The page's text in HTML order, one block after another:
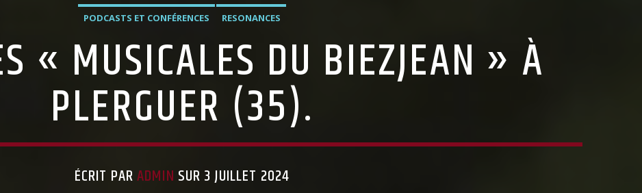
PODCASTS ET CONFÉRENCES RESONANCES
« MUSICALES DU BIEZJEAN » À
PLERGUER (35).
ÉCRIT PARADMIN SUR 3 JUILLET 2024